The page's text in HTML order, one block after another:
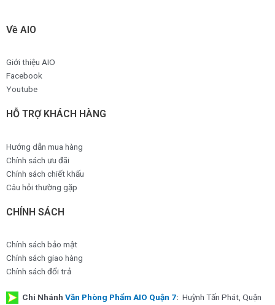
Về AIO
Giới thiệu AIO
Facebook
Youtube
HỖ TRỢ KHÁCH HÀNG
Hướng dẫn mua hàng
Chính sách ưu đãi
Chính sách chiết khấu
Câu hỏi thường gặp
CHÍNH SÁCH
Chính sách bảo mật
Chính sách giao hàng
Chính sách đổi trả
Chi Nhánh Văn Phòng Phẩm AIO Quận 7: Huỳnh Tấn Phát, Quận